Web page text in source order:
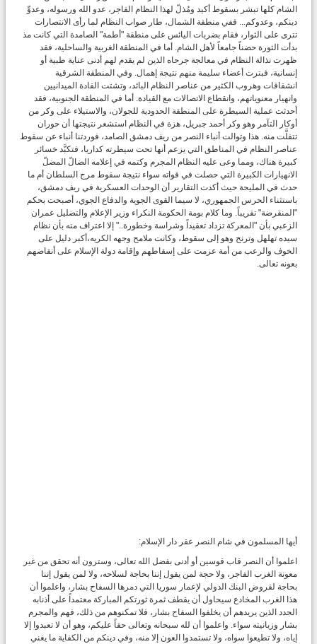
الشام كلها تبشر بسقوط أكيد ومُذلّ لهذا النظام الفاجر، عدو الله ورسوله، وعدوِّ
دينكم، وعدوكم... ففي منطقة الشمال، طار صواب النظام لما رأى الانتصارات
تترى على الثوار، فقام بضربات اليائس على منطقة "أطمة" الصامدة التي كانت مذ
بدأت الثورة حضناً جامعاً لأهل الشام. أما في المنطقة الغربية والساحلية، فقد
ظهرت نذالة النظام في معالجة جرحاه الذين لم يقدم لهم أدنى عناية طبية أو
إنسانية، فبترت أعضاء سليمة منهم نتيجة إهمال. وفي المنطقة الشرقية
انشقاقات وهروب الكثير من عناصر النظام البائد، وتشتت القادة الميدانيين
وانهيار معنوياتهم، وانقطاع الاتصالات مع القيادة. أما في المنطقة الجنوبية، فقد
أحدثت عملية السيطرة على المنطقة الحدودية للجولان، والاستيلاء على وكر من
أوكار التآمر وهو وكر أحمد جبريل، هزة في النظام استشعر نتيجتها أن حوران
تتفلَّت منه. هذا وتوالت أنباء النصر من ريف دمشق الصامد، فوردتنا أنباء عن سقوط
عناصر النظام في المناطق التي يزعم أنها تحت سيطرته كداريا، فتكبَّد خسائر
كبيرة هناك، ومما وعى عليه النظام المجرم وكتمه في إعلامه الضالّ المضلّ
الانهيارات الكبيرة التي حصلت في قواته سواء نتيجة سقوط مرج السلطان أم ما
حدث في المليحة حيث أكدت التقارير أن الوحدات العسكرية في ريف دمشق،
باستثناء الحرس الجمهوري، لا سيما القوى الجوية والدفاع الجوي، أصبحت بحكم
"المنقرضة" تقريباً. وما كلام بومة الحكومة النكراء وزير الإعلام والتضليل عمران
الزعبي بأن "المعركة تزداد تعقيداً وشراسة وخطورة.." إلا اعتراف منه بأن نظام
سيده تهلهل وترنح وهو إلى سقوط، وكانت ملامح وجهه الكريه،أكبر دليل على
الخوف والرعب من أمة عزمت على إسقاطهم وإقامة دولة الإسلام على أنقاضهم
بعونه تعالى.
أيها المسلمون في شام النصر عقر دار الإسلام:
اعلموا أن النصر قاب قوسين أو أدنى بفضل الله تعالى، وسترون أنه تحقق من غير
معونة الغرب الفاجر، ولا حجة لمن يقول إننا بحاجة لسلاحه، ولا لمن يقول إننا
بحاجة لقروض البنك الدولي لإعمار سوريا التي دمرها السفاح بشار، واعلموا أن
هذا الغرب المخادع سيحاول أن يقطف ثمرة ثورتكم المباركة معتمداً على أذنابه
الجدد الذين يريدهم أن يخلفوا السفاح بشار، فلا تمكنوهم من ذلك، فهم والمجرم
بشار وزبانيته سواء. واعلموا أن لله سبحانه وتعالى حقاً عليكم، وهو أن لا تعبدوا إلا
إياه، ولا تطيعوا سواه، ولا تستمدوا العون إلا منه، وفي دينكم من الكفاية ما يغني